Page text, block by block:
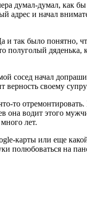
думал-думал, как бы
и начал
так было понятно,
полуголый
сосед начал
верность своему
то
она водит этого
лет.
карты или еще
полюбоваться на